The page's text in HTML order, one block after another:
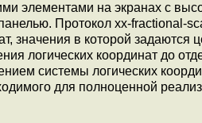
элементами на экранах с
Протокол xx-fractional-
значения в которой задаются
логических координат до
системы логических
для полноценной